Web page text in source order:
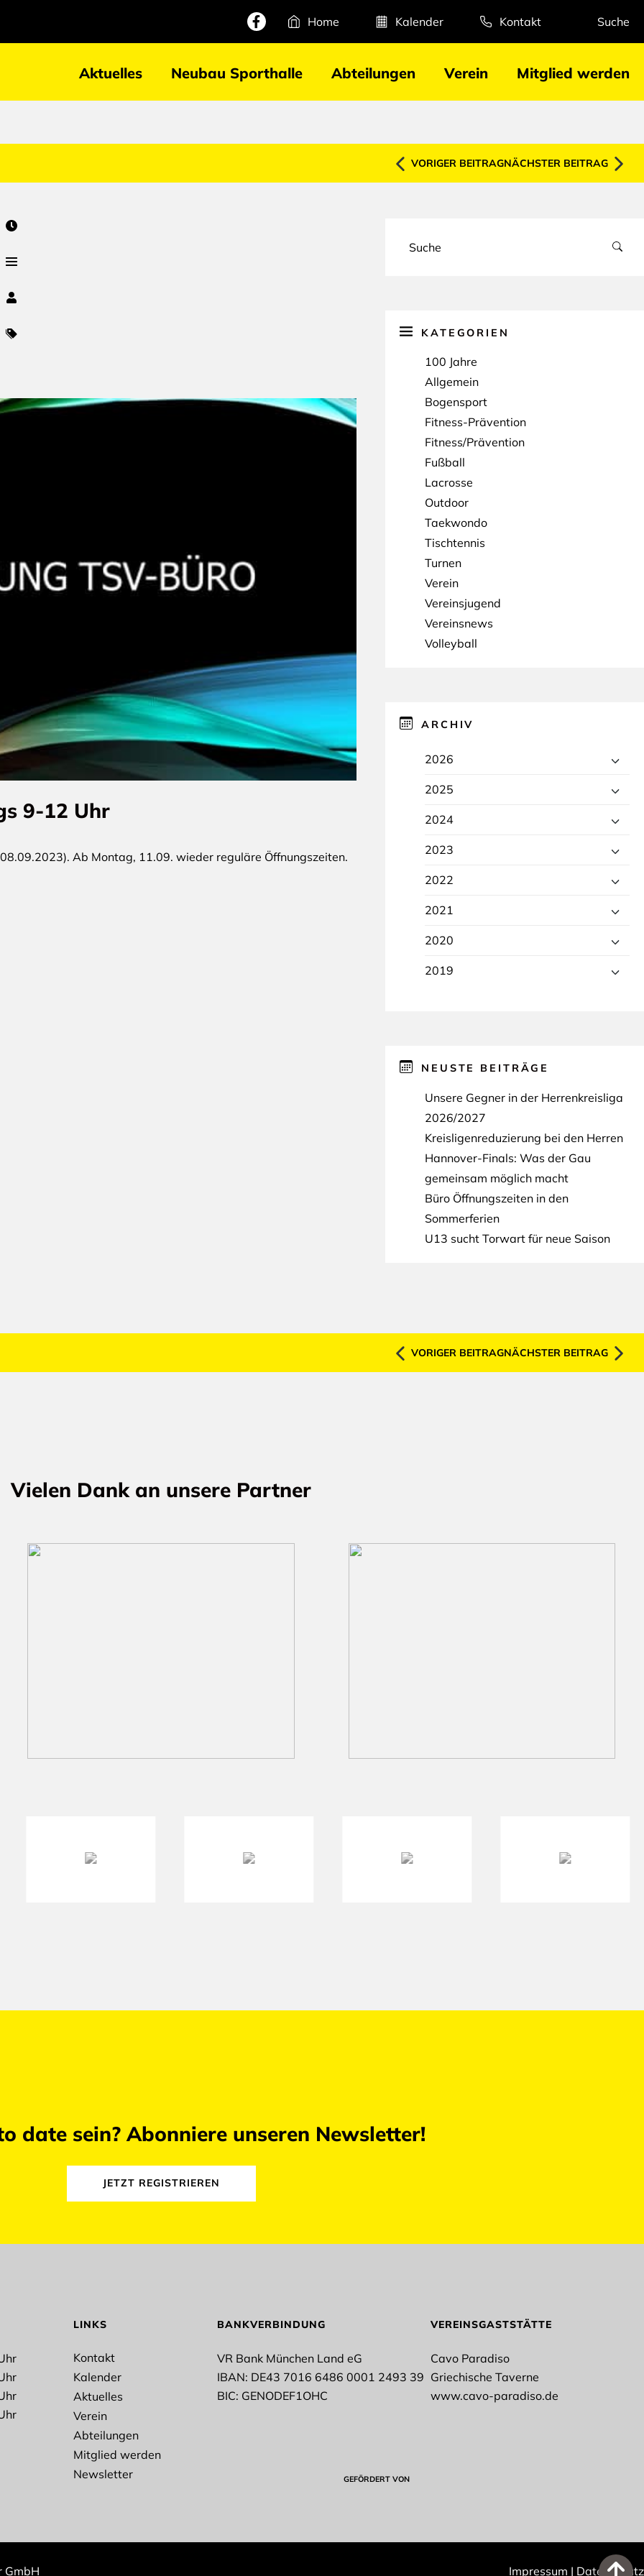
Home Kalender Kontakt Suche
Aktuelles Neubau Sporthalle Abteilungen Verein Mitglied werden
VORIGER BEITRAGNÄCHSTER BEITRAG
9-12 Uhr
Ab Montag, 11.09. wieder reguläre Öffnungszeiten.
KATEGORIEN
100 Jahre
Allgemein
Bogensport
Fitness-Prävention
Fitness/Prävention
Fußball
Lacrosse
Outdoor
Taekwondo
Tischtennis
Turnen
Verein
Vereinsjugend
Vereinsnews
Volleyball
ARCHIV
2026
2025
2024
2023
2022
2021
2020
2019
NEUSTE BEITRÄGE
Unsere Gegner in der Herrenkreisliga
2026/2027
Kreisligenreduzierung bei den Herren
Hannover-Finals: Was der Gau
gemeinsam möglich macht
Büro Öffnungszeiten in den
Sommerferien
U13 sucht Torwart für neue Saison
VORIGER BEITRAGNÄCHSTER BEITRAG
Vielen Dank an unsere Partner
date sein? Abonniere unseren Newsletter!
JETZT REGISTRIEREN
Prävention
und Nutzung
Datenschutzerklärung
NEWSLETTER
ABONNIEREN
LINKS
Kontakt
Kalender
Aktuelles
Verein
Abteilungen
Mitglied werden
Newsletter
BANKVERBINDUNG
VR Bank München Land eG
IBAN: DE43 7016 6486 0001 2493 39
BIC: GENODEF1OHC
VEREINSGASTSTÄTTE
Cavo Paradiso
Griechische Taverne
www.cavo-paradiso.de
GEFÖRDERT VON
GmbH Impressum | Datenschutz